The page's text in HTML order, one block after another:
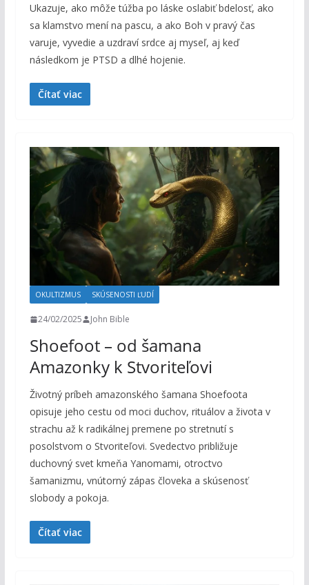
Ukazuje, ako môže túžba po láske oslabiť bdelosť, ako
sa klamstvo mení na pascu, a ako Boh v pravý čas
varuje, vyvedie a uzdraví srdce aj myseľ, aj keď
následkom je PTSD a dlhé hojenie.
Čítať viac
OKULTIZMUS SKÚSENOSTI ĽUDÍ
24/02/2025 John Bible
Shoefoot – od šamana
Amazonky k Stvoriteľovi
Životný príbeh amazonského šamana Shoefoota
opisuje jeho cestu od moci duchov, rituálov a života v
strachu až k radikálnej premene po stretnutí s
posolstvom o Stvoriteľovi. Svedectvo približuje
duchovný svet kmeňa Yanomami, otroctvo
šamanizmu, vnútorný zápas človeka a skúsenosť
slobody a pokoja.
Čítať viac